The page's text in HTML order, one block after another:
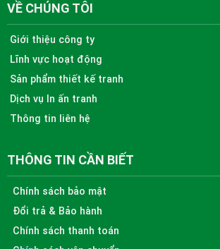
VỀ CHÚNG TÔI
Giới thiệu công ty
Lĩnh vực hoạt động
Sản phẩm thiết kế tranh
Dịch vụ In ấn tranh
Thông tin liên hệ
THÔNG TIN CẦN BIẾT
Chính sách bảo mật
Đổi trả & Bảo hành
Chính sách thanh toán